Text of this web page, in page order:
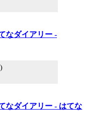
なダイアリー -
なダイアリー - はてな